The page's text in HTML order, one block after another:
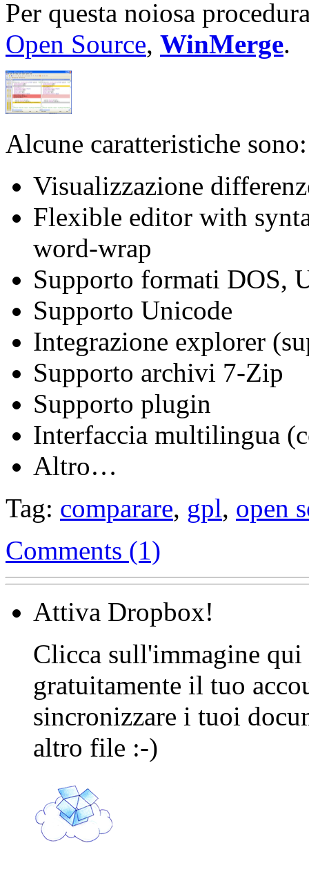
Per questa noiosa
Open Source, WinMerge.
Alcune caratteristiche sono:
Visualizzazione
Flexible editor with
word-wrap
Supporto formati DOS,
Supporto Unicode
Integrazione explorer
Supporto archivi 7-Zip
Supporto plugin
Interfaccia multilingua
Altro…
Tag: comparare, gpl, open
Comments (1)
Attiva Dropbox!
Clicca sull'immagine
gratuitamente il tuo
sincronizzare i tuoi
altro file :-)